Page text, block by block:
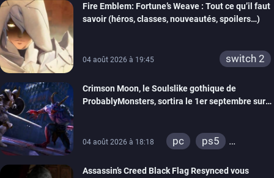
Fire Emblem: Fortune’s Weave : Tout ce qu’il faut
savoir (héros, classes, nouveautés, spoilers…)
04 août 2026 à 19:45 switch 2
Crimson Moon, le Soulslike gothique de
ProbablyMonsters, sortira le 1er septembre sur
04 août 2026 à 18:18 pc
ps5
Assassin’s Creed Black Flag Resynced vous